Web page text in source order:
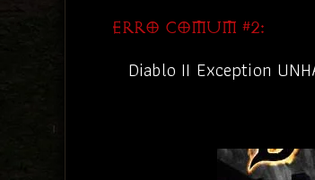
ERRO COMUM #2:
Diablo II Exception